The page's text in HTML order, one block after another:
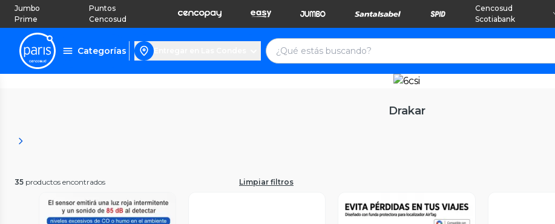
Jumbo
Prime
Puntos
Cencosud
Cencosud
Scotiabank
Categorías
Drakar
35 productos encontrados Limpiar filtros